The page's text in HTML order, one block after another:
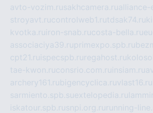
avto-vozim.rusakhcamera.rualliance-
stroyavt.rucontrolweb1.rutdsak74.ru
kvotka.ru iron-snab.rucosta-bella.ru
associaciya39.ruprimexpo.spb.ru
cpt21.ru ispecspb.ru regahost.ru
tae-kwon.ruconsrio.com.ru insiam.ru
archery161.rubigencyclica.ruvlast16.ru
sarmiento.spb.suextelopedia.ru
iskatour.spb.rusnpi.org.ru running-